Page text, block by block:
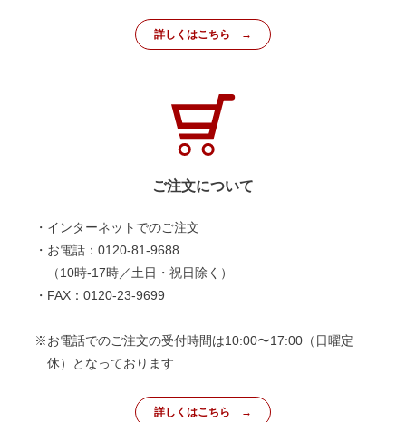
詳しくはこちら
ご注文について
・インターネットでのご注文
・お電話：0120-81-9688
（10時-17時／土日・祝日除く）
・FAX：0120-23-9699
※お電話でのご注文の受付時間は10:00〜17:00（日曜定
休）となっております
詳しくはこちら